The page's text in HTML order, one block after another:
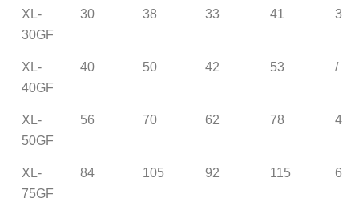
XL-
30GF
30 38 33 41
XL-
40GF
40 50 42 53 /
XL-
50GF
56 70 62 78 4.5
XL-
75GF
84 105 92 115 6.5